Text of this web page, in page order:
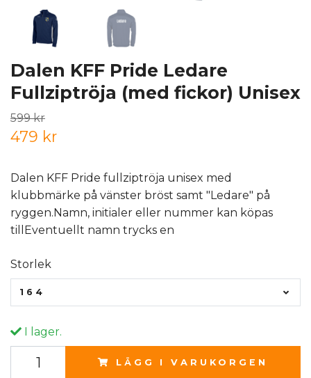
Dalen KFF Pride Ledare
Fullziptröja (med fickor) Unisex
599 kr
479 kr
Dalen KFF Pride fullziptröja unisex med
klubbmärke på vänster bröst samt "Ledare" på
ryggen.Namn, initialer eller nummer kan köpas
tillEventuellt namn trycks en
Storlek
164
I lager.
LÄGG I VARUKORGEN